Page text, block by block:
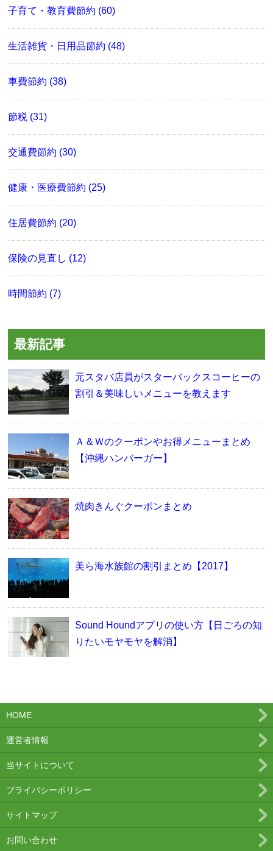
子育て・教育費節約 (60)
生活雑貨・日用品節約 (48)
車費節約 (38)
節税 (31)
交通費節約 (30)
健康・医療費節約 (25)
住居費節約 (20)
保険の見直し (12)
時間節約 (7)
最新記事
元スタバ店員がスターバックスコーヒーの
割引＆美味しいメニューを教えます
Ａ＆Ｗのクーポンやお得メニューまとめ
【沖縄ハンバーガー】
焼肉きんぐクーポンまとめ
美ら海水族館の割引まとめ【2017】
Sound Houndアプリの使い方【日ごろの知
りたいモヤモヤを解消】
HOME
運営者情報
当サイトについて
プライバシーポリシー
サイトマップ
お問い合わせ